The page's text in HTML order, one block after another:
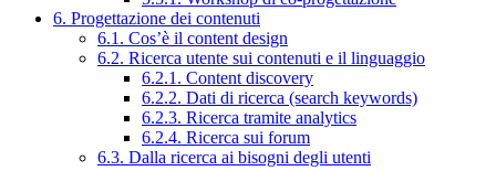
6. Progettazione dei contenuti
6.1. Cos’è il content design
6.2. Ricerca utente sui contenuti e il linguaggio
6.2.1. Content discovery
6.2.2. Dati di ricerca (search keywords)
6.2.3. Ricerca tramite analytics
6.2.4. Ricerca sui forum
6.3. Dalla ricerca ai bisogni degli utenti